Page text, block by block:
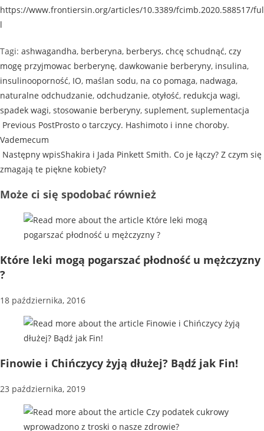
https://www.frontiersin.org/articles/10.3389/fcimb.2020.588517/ful
l
Tagi: ashwagandha, berberyna, berberys, chcę schudnąć, czy
mogę przyjmowac berberynę, dawkowanie berberyny, insulina,
insulinooporność, IO, maślan sodu, na co pomaga, nadwaga,
naturalne odchudzanie, odchudzanie, otyłość, redukcja wagi,
spadek wagi, stosowanie berberyny, suplement, suplementacja
Previous PostProsto o tarczycy. Hashimoto i inne choroby.
Vademecum
Następny wpisShakira i Jada Pinkett Smith. Co je łączy? Z czym się
zmagają te piękne kobiety?
Może ci się spodobać również
Które leki mogą pogarszać płodność u mężczyzny
?
18 października, 2016
Finowie i Chińczycy żyją dłużej? Bądź jak Fin!
23 października, 2019